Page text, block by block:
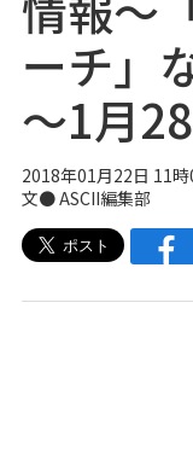
ーチ」
～1月28
2018年01月22日 11
文● ASCII編集部